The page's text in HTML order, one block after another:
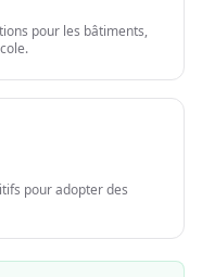
pour les bâtiments,
pour adopter des